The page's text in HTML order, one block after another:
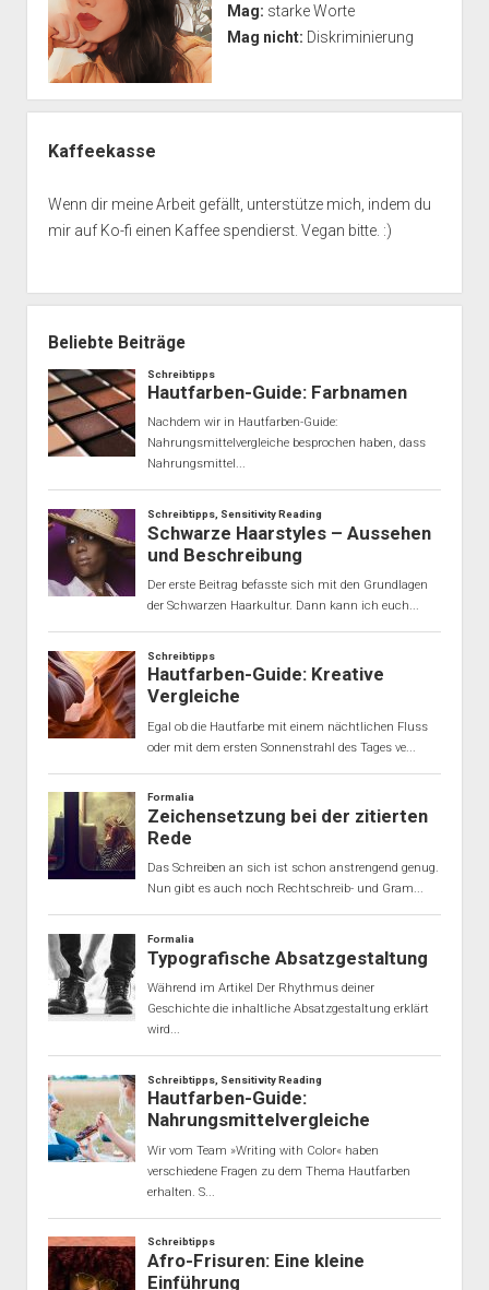
Mag: starke Worte
Mag nicht: Diskriminierung
Kaffeekasse
Wenn dir meine Arbeit gefällt, unterstütze mich, indem du
mir auf Ko-fi einen Kaffee spendierst. Vegan bitte. :)
Beliebte Beiträge